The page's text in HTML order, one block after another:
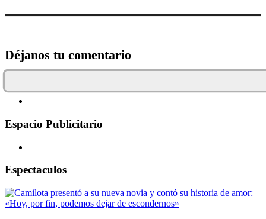
Déjanos tu comentario
Espacio Publicitario
Espectaculos